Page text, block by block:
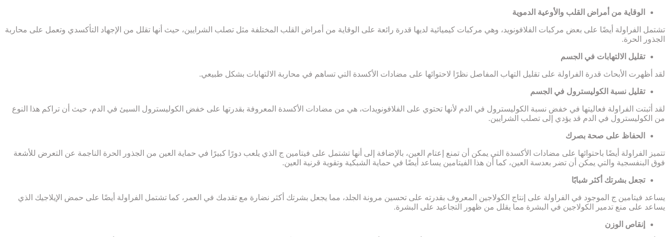
الوقاية من أمراض القلب والأوعية الدموية
تشتمل الفراولة أيضًا على بعض مركبات الفلافونويد، وهي مركبات كيميائية لديها قدرة رائعة على الوقاية من أمراض القلب المختلفة مثل تصلب الشرايين، حيث أنها تقلل من الإجهاد التأكسدي وتعمل على محاربة
الجذور الحرة.
تقليل الالتهابات في الجسم
لقد أظهرت الأبحاث قدرة الفراولة على تقليل التهاب المفاصل نظرًا لاحتوائها على مضادات الأكسدة التي تساهم في محاربة الالتهابات بشكل طبيعي.
تقليل نسبة الكوليسترول في الجسم
لقد أثبتت الفراولة فعاليتها في خفض نسبة الكوليسترول في الدم لأنها تحتوي على الفلافونويدات، هي من مضادات الأكسدة المعروفة بقدرتها على خفض الكوليسترول السيئ في الدم، حيث أن تراكم هذا النوع
من الكوليسترول في الدم قد يؤدي إلى تصلب الشرايين.
الحفاظ على صحة بصرك
تتميز الفراولة أيضًا باحتوائها على مضادات الأكسدة التي يمكن أن تمنع إعتام العين، بالإضافة إلى أنها تشتمل على فيتامين ج الذي يلعب دورًا كبيرًا في حماية العين من الجذور الحرة الناجمة عن التعرض للأشعة
فوق البنفسجية والتي يمكن أن تضر بعدسة العين، كما أن هذا الفيتامين يساعد أيضًا في حماية الشبكية وتقوية قرنية العين.
تجعل بشرتك أكثر شبابًا
يساعد فيتامين ج الموجود في الفراولة على إنتاج الكولاجين المعروف بقدرته على تحسين مرونة الجلد، مما يجعل بشرتك أكثر نضارة مع تقدمك في العمر، كما تشتمل الفراولة أيضًا على حمض الإيلاجيك الذي
يساعد على منع تدمير الكولاجين في البشرة مما يقلل من ظهور التجاعيد على البشرة.
إنقاص الوزن